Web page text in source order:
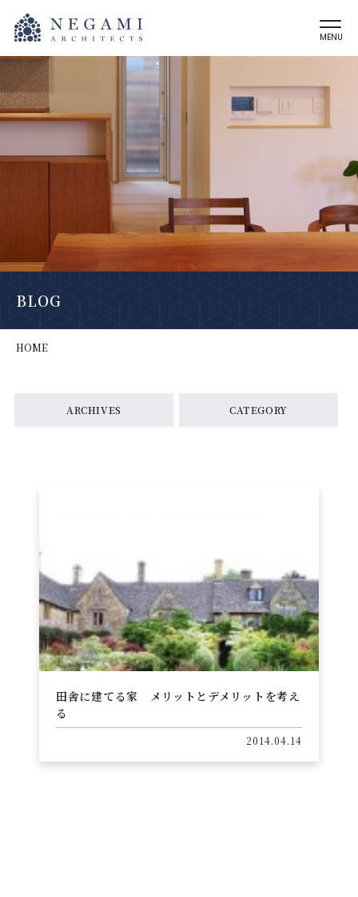
MENU
BLOG
HOME
ARCHIVES CATEGORY
田舎に建てる家 メリットとデメリットを考え
る
2014.04.14